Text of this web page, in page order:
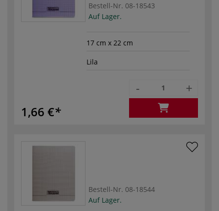
Bestell-Nr. 08-18543
Auf Lager.
17 cm x 22 cm
Lila
1,66 €
- +
Bestell-Nr. 08-18544
Auf Lager.